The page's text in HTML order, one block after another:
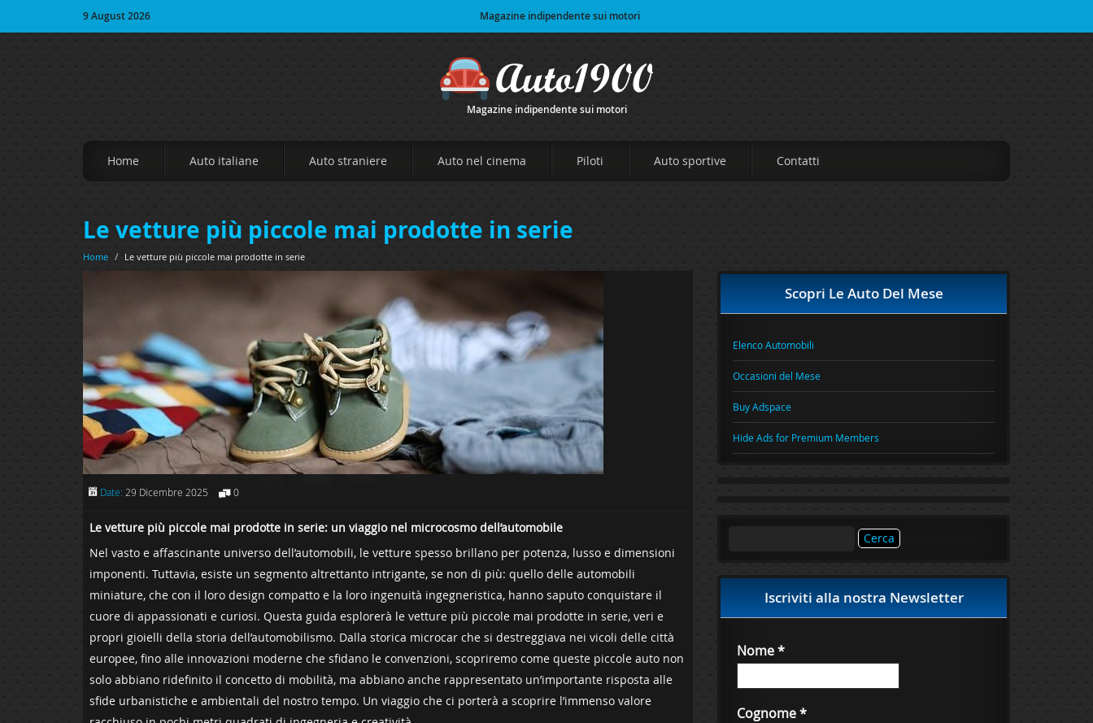
9 August 2026 Magazine indipendente sui motori
Magazine indipendente sui motori
Home Auto italiane Auto straniere Auto nel cinema Piloti Auto sportive Contatti
Le vetture più piccole mai prodotte in serie
Home / Le vetture più piccole mai prodotte in serie
Date: 29 Dicembre 2025 0
Le vetture più piccole mai prodotte in ⁤serie: un viaggio nel microcosmo dell’automobile
Nel vasto e affascinante universo dell’automobili, le vetture spesso brillano per potenza, lusso e dimensioni
imponenti. Tuttavia, esiste un segmento altrettanto intrigante, se non di più: quello delle automobili
miniature, che con il loro design compatto e la‍ loro ingenuità ingegneristica, hanno saputo conquistare ‌il
cuore di appassionati e curiosi. Questa guida esplorerà le vetture più piccole mai prodotte in serie, veri e‍
propri gioielli della storia dell’automobilismo. Dalla storica microcar che si‍ destreggiava nei vicoli delle città
europee, fino alle innovazioni moderne che sfidano le​ convenzioni, scopriremo come queste piccole auto non
solo abbiano ridefinito il concetto di mobilità, ‌ma abbiano anche rappresentato un’importante risposta alle
sfide urbanistiche e ambientali del nostro tempo. Un viaggio che ci porterà a scoprire l’immenso valore‍
Scopri Le Auto Del Mese
Elenco Automobili
Occasioni del Mese
Buy Adspace
Hide Ads for Premium Members
Iscriviti alla nostra Newsletter
Nome*
Cognome*